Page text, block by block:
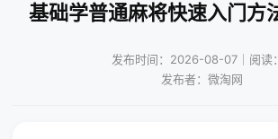
基础学普通麻将快速入门方
发布时间：2026-08-07｜阅读
发布者：微淘网